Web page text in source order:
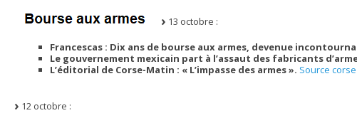
13 octobre :
Francescas : Dix ans de bourse aux armes, devenue
Le gouvernement mexicain part à l’assaut des fabricants
L’éditorial de Corse-Matin : « L’impasse des armes ». Source
12 octobre :